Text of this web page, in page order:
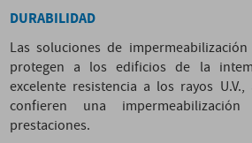
DURABILIDAD
Las soluciones de
protegen a los edificios de la
excelente resistencia a los rayos
confieren una
prestaciones.